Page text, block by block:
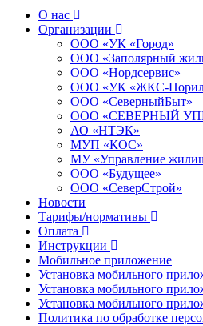
О нас
Организации
ООО «УК «Город»
ООО «Заполярный
ООО «Нордсервис»
ООО «УК «ЖКС-
ООО «СеверныйБыт»
ООО «СЕВЕРНЫЙ
АО «НТЭК»
МУП «КОС»
МУ «Управление
ООО «Будущее»
ООО «СеверСтрой»
Новости
Тарифы/нормативы
Оплата
Инструкции
Мобильное приложение
Установка мобильного
Установка мобильного
Установка мобильного
Политика по обработке